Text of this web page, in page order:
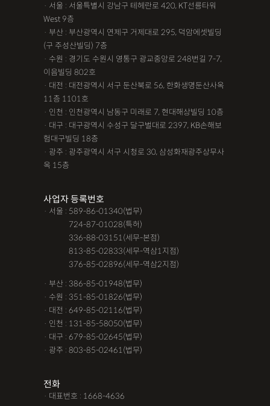
· 서울 : 서울특별시 강남구 테헤란로 420, KT선릉타워
West 9층
· 부산 : 부산광역시 연제구 거제대로 295, 덕암에셋빌딩
(구 주성산빌딩) 7층
· 수원 : 경기도 수원시 영통구 광교중앙로 248번길 7-7,
이음빌딩 802호
· 대전 : 대전광역시 서구 둔산북로 56, 한화생명둔산사옥
11층 1101호
· 인천 : 인천광역시 남동구 미래로 7, 현대해상빌딩 10층
· 대구 : 대구광역시 수성구 달구벌대로 2397, KB손해보
험대구빌딩 18층
· 광주 : 광주광역시 서구 시청로 30, 삼성화재광주상무사
옥 15층
사업자 등록번호
· 서울 : 589-86-01340(법무)
724-87-01028(특허)
336-88-03151(세무-본점)
813-85-02833(세무-역삼1지점)
376-85-02896(세무-역삼2지점)
· 부산 : 386-85-01948(법무)
· 수원 : 351-85-01826(법무)
· 대전 : 649-85-02116(법무)
· 인천 : 131-85-58050(법무)
· 대구 : 679-85-02645(법무)
· 광주 : 803-85-02461(법무)
전화
· 대표번호 : 1668-4636